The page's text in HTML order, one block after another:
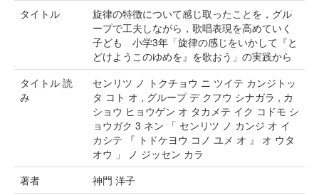
タイトル
旋律の特徴について感じ取ったことを，グル
ープで工夫しながら，歌唱表現を高めていく
子ども 小学3年「旋律の感じをいかして『と
どけようこのゆめを』を歌おう」の実践から
タイトル 読
み
センリツ ノ トクチョウ ニ ツイテ カンジトッ
タ コト オ , グループ デ クフウ シナガラ , カ
ショウ ヒョウゲン オ タカメテ イク コドモ シ
ョウガク 3 ネン 「 センリツ ノ カンジ オ イ
カシテ 『 トドケヨウ コノ ユメ オ 』 オ ウタ
オウ 」 ノ ジッセン カラ
著者
神門 洋子